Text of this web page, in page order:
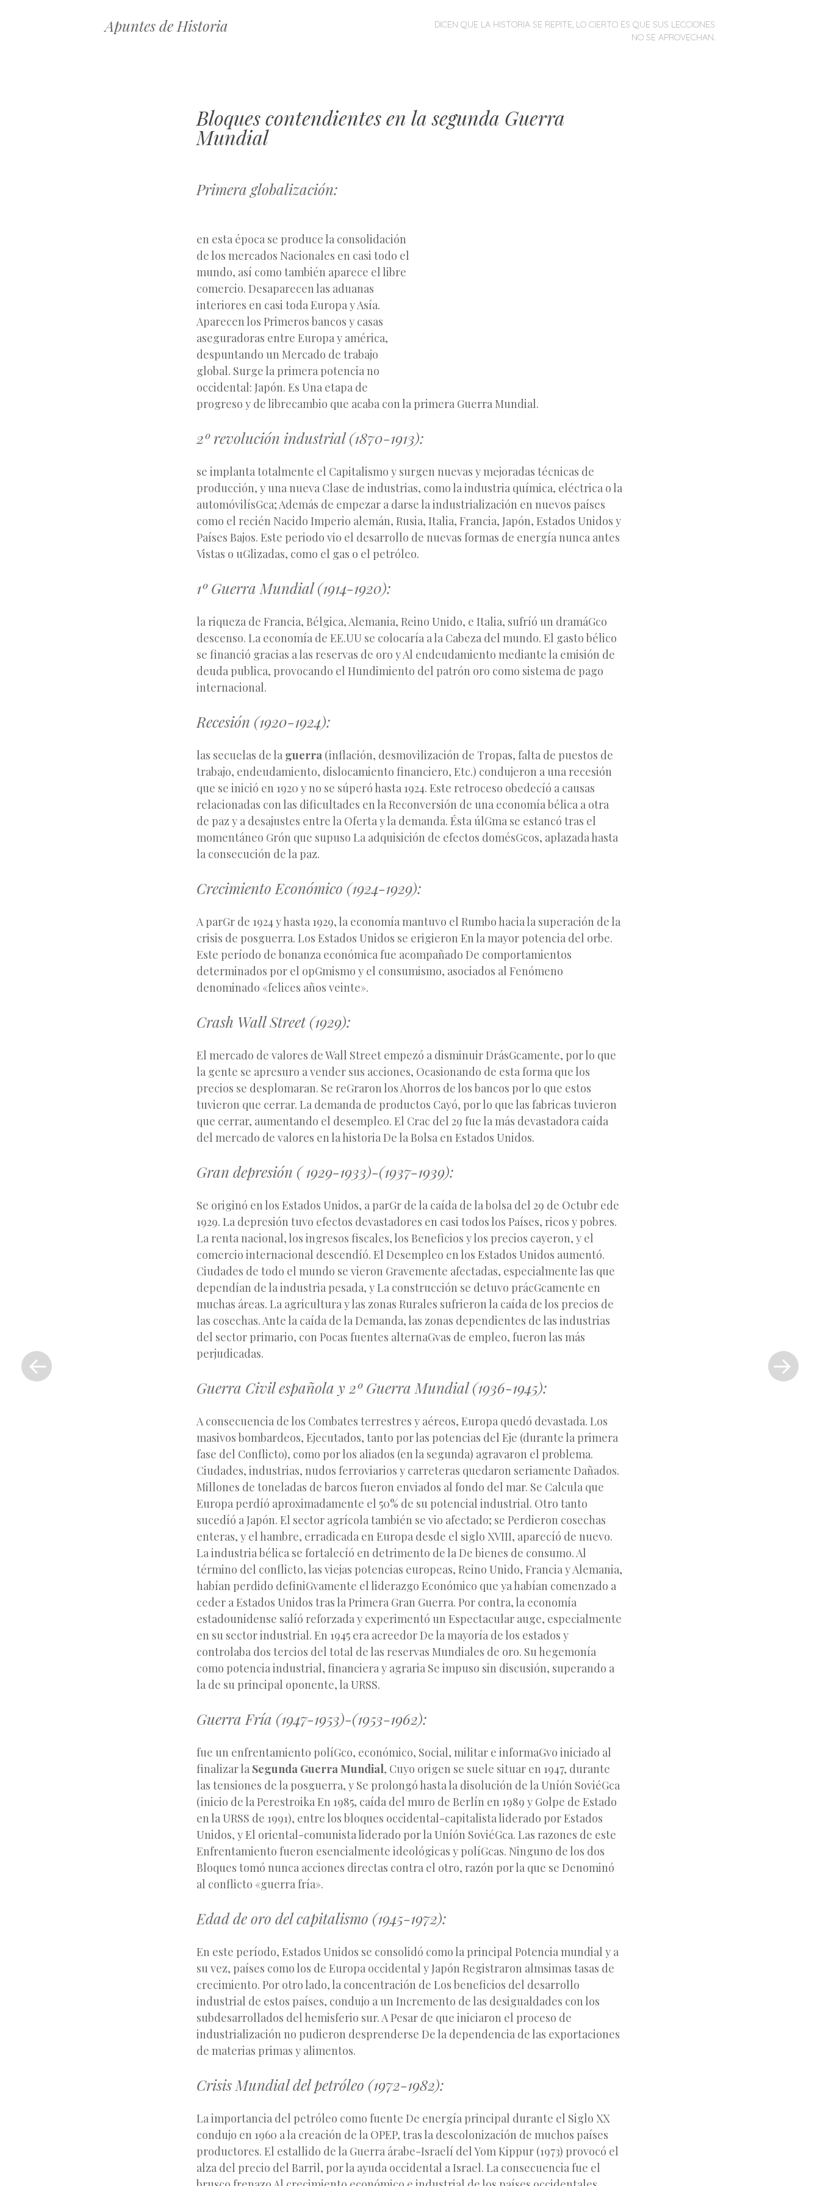
Apuntes de Historia MENÚ
SALTARDICEN QUE LA HISTORIA SE REPITE, LO CIERTO ES QUE SUS LECCIONES
NO SE APROVECHAN.
Bloques contendientes en la segunda Guerra
Mundial
Primera globalización:
en esta época se produce la consolidación
de los mercados Nacionales en casi todo el
mundo, así como también aparece el libre
comercio. Desaparecen las aduanas
interiores en casi toda Europa y Asía.
Aparecen los Primeros bancos y casas
aseguradoras entre Europa y américa,
despuntando un Mercado de trabajo
global. Surge la primera potencia no
occidental: Japón. Es Una etapa de
progreso y de librecambio que acaba con la primera Guerra Mundial.
2º revolución industrial(1870-1913):
se implanta totalmente el Capitalismo y surgen nuevas y mejoradas técnicas de
producción, y una nueva Clase de industrias, como la industria química, eléctrica o la
automóvilísGca; Además de empezar a darse la industrialización en nuevos países
como el recién Nacido Imperio alemán, Rusia, Italia, Francia, Japón, Estados Unidos y
Países Bajos. Este periodo vio el desarrollo de nuevas formas de energía nunca antes
Vistas o uGlizadas, como el gas o el petróleo.
1º Guerra Mundial (1914-1920):
la riqueza de Francia, Bélgica, Alemania, Reino Unido, e Italia, sufríó un dramáGco
descenso. La economía de EE.UU se colocaría a la Cabeza del mundo. El gasto bélico
se financió gracias a las reservas de oro y Al endeudamiento mediante la emisión de
deuda publica, provocando el Hundimiento del patrón oro como sistema de pago
internacional.
Recesión (1920-1924):
las secuelas de la guerra (inflación, desmovilización de Tropas, falta de puestos de
trabajo, endeudamiento, dislocamiento financiero, Etc.) condujeron a una recesión
que se inició en 1920 y no se súperó hasta 1924. Este retroceso obedecíó a causas
relacionadas con las dificultades en la Reconversión de una economía bélica a otra
de paz y a desajustes entre la Oferta y la demanda. Ésta úlGma se estancó tras el
momentáneo Grón que supuso La adquisición de efectos domésGcos, aplazada hasta
la consecución de la paz.
Crecimiento Económico (1924-1929):
A parGr de 1924 y hasta 1929, la economía mantuvo el Rumbo hacia la superación de la
crisis de posguerra. Los Estados Unidos se erigieron En la mayor potencia del orbe.
Este período de bonanza económica fue acompañado De comportamientos
determinados por el opGmismo y el consumismo, asociados al Fenómeno
denominado «felices años veinte».
Crash Wall Street (1929):
El mercado de valores de Wall Street empezó a disminuir DrásGcamente, por lo que
la gente se apresuro a vender sus acciones, Ocasionando de esta forma que los
precios se desplomaran. Se reGraron los Ahorros de los bancos por lo que estos
tuvieron que cerrar. La demanda de productos Cayó, por lo que las fabricas tuvieron
que cerrar, aumentando el desempleo. El Crac del 29 fue la más devastadora caída
del mercado de valores en la historia De la Bolsa en Estados Unidos.
Gran depresión ( 1929-1933)-(1937-1939):
Se originó en los Estados Unidos, a parGr de la caída de la bolsa del 29 de Octubr ede
1929. La depresión tuvo efectos devastadores en casi todos los Países, ricos y pobres.
La renta nacional, los ingresos fiscales, los Beneficios y los precios cayeron, y el
comercio internacional descendíó. El Desempleo en los Estados Unidos aumentó.
Ciudades de todo el mundo se vieron Gravemente afectadas, especialmente las que
dependían de la industria pesada, y La construcción se detuvo prácGcamente en
muchas áreas. La agricultura y las zonas Rurales sufrieron la caída de los precios de
las cosechas. Ante la caída de la Demanda, las zonas dependientes de las industrias
del sector primario, con Pocas fuentes alternaGvas de empleo, fueron las más
perjudicadas.
Guerra Civil española y 2º Guerra Mundial (1936-1945):
A consecuencia de los Combates terrestres y aéreos, Europa quedó devastada. Los
masivos bombardeos, Ejecutados, tanto por las potencias del Eje (durante la primera
fase del Conflicto), como por los aliados (en la segunda) agravaron el problema.
Ciudades, industrias, nudos ferroviarios y carreteras quedaron seriamente Dañados.
Millones de toneladas de barcos fueron enviados al fondo del mar. Se Calcula que
Europa perdíó aproximadamente el 50% de su potencial industrial. Otro tanto
sucedíó a Japón. El sector agrícola también se vio afectado; se Perdieron cosechas
enteras, y el hambre, erradicada en Europa desde el siglo XVIII, aparecíó de nuevo.
La industria bélica se fortalecíó en detrimento de la De bienes de consumo. Al
término del conflicto, las viejas potencias europeas, Reino Unido, Francia y Alemania,
habían perdido definiGvamente el liderazgo Económico que ya habían comenzado a
ceder a Estados Unidos tras la Primera Gran Guerra. Por contra, la economía
estadounidense salíó reforzada y experimentó un Espectacular auge, especialmente
en su sector industrial. En 1945 era acreedor De la mayoría de los estados y
controlaba dos tercios del total de las reservas Mundiales de oro. Su hegemonía
como potencia industrial, financiera y agraria Se impuso sin discusión, superando a
la de su principal oponente, la URSS.
Guerra Fría (1947-1953)-(1953-1962):
fue un enfrentamiento políGco, económico, Social, militar e informaGvo iniciado al
finalizar la Segunda Guerra Mundial, Cuyo origen se suele situar en 1947, durante
las tensiones de la posguerra, y Se prolongó hasta la disolución de la Uníón SoviéGca
(inicio de la Perestroika En 1985, caída del muro de Berlín en 1989 y Golpe de Estado
en la URSS de 1991), entre los bloques occidental-capitalista liderado por Estados
Unidos, y El oriental-comunista liderado por la Uníón SoviéGca. Las razones de este
Enfrentamiento fueron esencialmente ideológicas y políGcas. Ninguno de los dos
Bloques tomó nunca acciones directas contra el otro, razón por la que se Denominó
al conflicto «guerra fría».
Edad de oro del capitalismo (1945-1972):
En este período, Estados Unidos se consolidó como la principal Potencia mundial y a
su vez, países como los de Europa occidental y Japón Registraron almsimas tasas de
crecimiento. Por otro lado, la concentración de Los beneficios del desarrollo
industrial de estos países, condujo a un Incremento de las desigualdades con los
subdesarrollados del hemisferio sur. A Pesar de que iniciaron el proceso de
industrialización no pudieron desprenderse De la dependencia de las exportaciones
de materias primas y alimentos.
Crisis Mundial del petróleo (1972-1982):
La importancia del petróleo como fuente De energía principal durante el Siglo XX
condujo en 1960 a la creación de la OPEP, tras la descolonización de muchos países
productores. El estallido de la Guerra árabe-Israelí del Yom Kippur (1973) provocó el
alza del precio del Barril, por la ayuda occidental a Israel. La consecuencia fue el
Entrada
anterior
entrada